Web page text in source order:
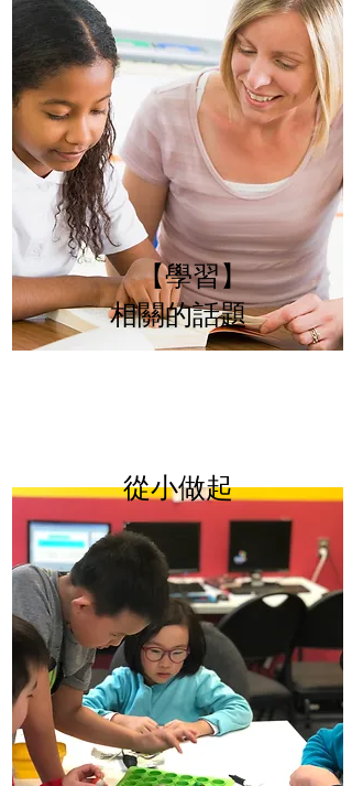
【學習】
相關的話題
​從小做起